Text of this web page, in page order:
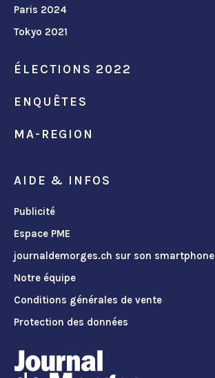
Paris 2024
Tokyo 2021
ÉLECTIONS 2022
ENQUÊTES
MA-REGION
AIDE & INFOS
Publicité
Espace PME
journaldemorges.ch sur son smartphone
Notre équipe
Conditions générales de vente
Protection des données